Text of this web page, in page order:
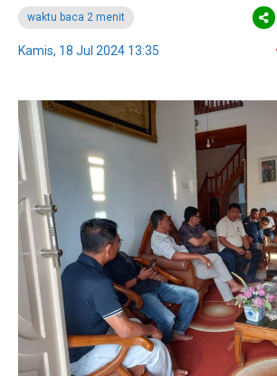
waktu baca 2 menit
Kamis, 18 Jul 2024 13:35